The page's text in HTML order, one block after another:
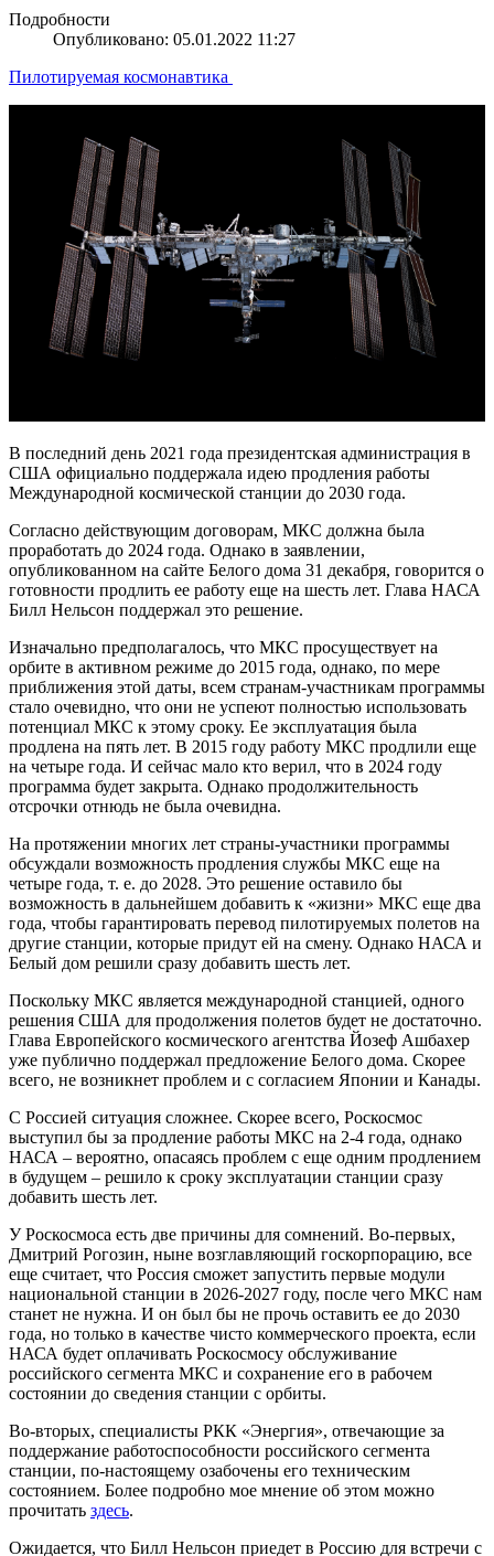
Подробности
Опубликовано: 05.01.2022 11:27
Пилотируемая космонавтика
В последний день 2021 года президентская администрация в
США официально поддержала идею продления работы
Международной космической станции до 2030 года.
Согласно действующим договорам, МКС должна была
проработать до 2024 года. Однако в заявлении,
опубликованном на сайте Белого дома 31 декабря, говорится о
готовности продлить ее работу еще на шесть лет. Глава НАСА
Билл Нельсон поддержал это решение.
Изначально предполагалось, что МКС просуществует на
орбите в активном режиме до 2015 года, однако, по мере
приближения этой даты, всем странам-участникам программы
стало очевидно, что они не успеют полностью использовать
потенциал МКС к этому сроку. Ее эксплуатация была
продлена на пять лет. В 2015 году работу МКС продлили еще
на четыре года. И сейчас мало кто верил, что в 2024 году
программа будет закрыта. Однако продолжительность
отсрочки отнюдь не была очевидна.
На протяжении многих лет страны-участники программы
обсуждали возможность продления службы МКС еще на
четыре года, т. е. до 2028. Это решение оставило бы
возможность в дальнейшем добавить к «жизни» МКС еще два
года, чтобы гарантировать перевод пилотируемых полетов на
другие станции, которые придут ей на смену. Однако НАСА и
Белый дом решили сразу добавить шесть лет.
Поскольку МКС является международной станцией, одного
решения США для продолжения полетов будет не достаточно.
Глава Европейского космического агентства Йозеф Ашбахер
уже публично поддержал предложение Белого дома. Скорее
всего, не возникнет проблем и с согласием Японии и Канады.
С Россией ситуация сложнее. Скорее всего, Роскосмос
выступил бы за продление работы МКС на 2-4 года, однако
НАСА – вероятно, опасаясь проблем с еще одним продлением
в будущем – решило к сроку эксплуатации станции сразу
добавить шесть лет.
У Роскосмоса есть две причины для сомнений. Во-первых,
Дмитрий Рогозин, ныне возглавляющий госкорпорацию, все
еще считает, что Россия сможет запустить первые модули
национальной станции в 2026-2027 году, после чего МКС нам
станет не нужна. И он был бы не прочь оставить ее до 2030
года, но только в качестве чисто коммерческого проекта, если
НАСА будет оплачивать Роскосмосу обслуживание
российского сегмента МКС и сохранение его в рабочем
состоянии до сведения станции с орбиты.
Во-вторых, специалисты РКК «Энергия», отвечающие за
поддержание работоспособности российского сегмента
станции, по-настоящему озабочены его техническим
состоянием. Более подробно мое мнение об этом можно
прочитать здесь.
Ожидается, что Билл Нельсон приедет в Россию для встречи с